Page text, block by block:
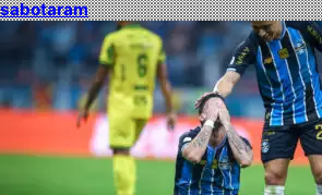
sabotaram